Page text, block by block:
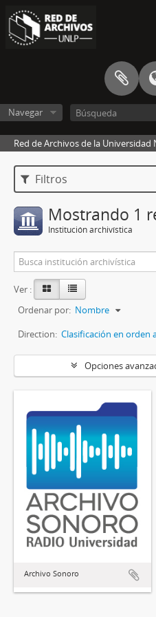
Navegar
Red de Archivos de la Universidad
Filtros
Mostrando 1
Institución archivística
Ver :
Ordenar por: Nombre
Direction: Clasificación en orden
Opciones
Archivo Sonoro